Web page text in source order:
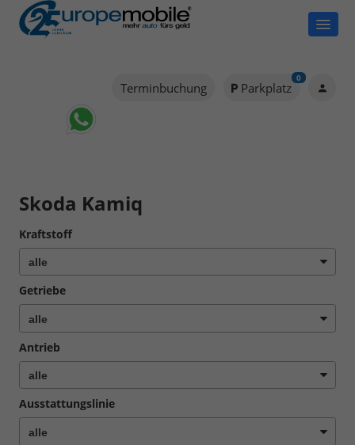
Terminbuchung Parkplatz
0
Skoda Kamiq
Kraftstoff
Getriebe
Antrieb
Ausstattungslinie